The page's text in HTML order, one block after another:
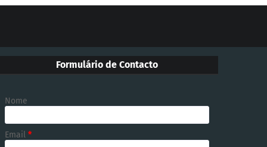
Formulário de Contacto
Nome
Email *